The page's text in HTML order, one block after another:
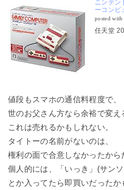
ニンテン
ーコンピ
posted with
任天堂
値段もスマホの通信料程度で、
世のお父さん方なら余裕で変え
これは売れるかもしれない。
タイトーの名前がないのは、
権利の面で合意しなかったから
個人的には、「いっき」(サン
とか入ってたら即買いだったか